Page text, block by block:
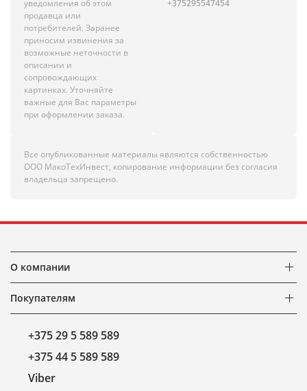
уведомления об этом
продавца или
потребителей. Заранее
приносим извинения за
возможные неточности в
описании и
сопровождающих
картинках. Уточняйте
важные для Вас параметры
при оформлении заказа.
+375295547454
Все опубликованные материалы являются собственностью
ООО МакоТехИнвест, копирование информации без согласия
владельца запрещено.
О компании
Покупателям
+375 29 5 589 589
+375 44 5 589 589
Viber